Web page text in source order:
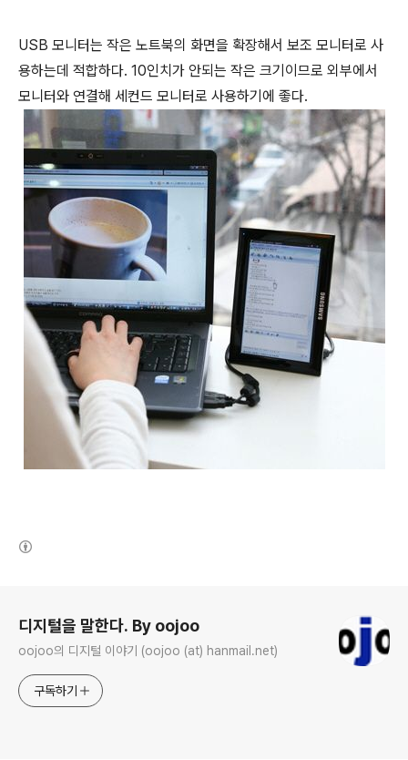
USB 모니터는 작은 노트북의 화면을 확장해서 보조 모니터로 사
용하는데 적합하다. 10인치가 안되는 작은 크기이므로 외부에서
모니터와 연결해 세컨드 모니터로 사용하기에 좋다.
디지털을 말한다. By oojoo
oojoo의 디지털 이야기 (oojoo (at) hanmail.net)
구독하기